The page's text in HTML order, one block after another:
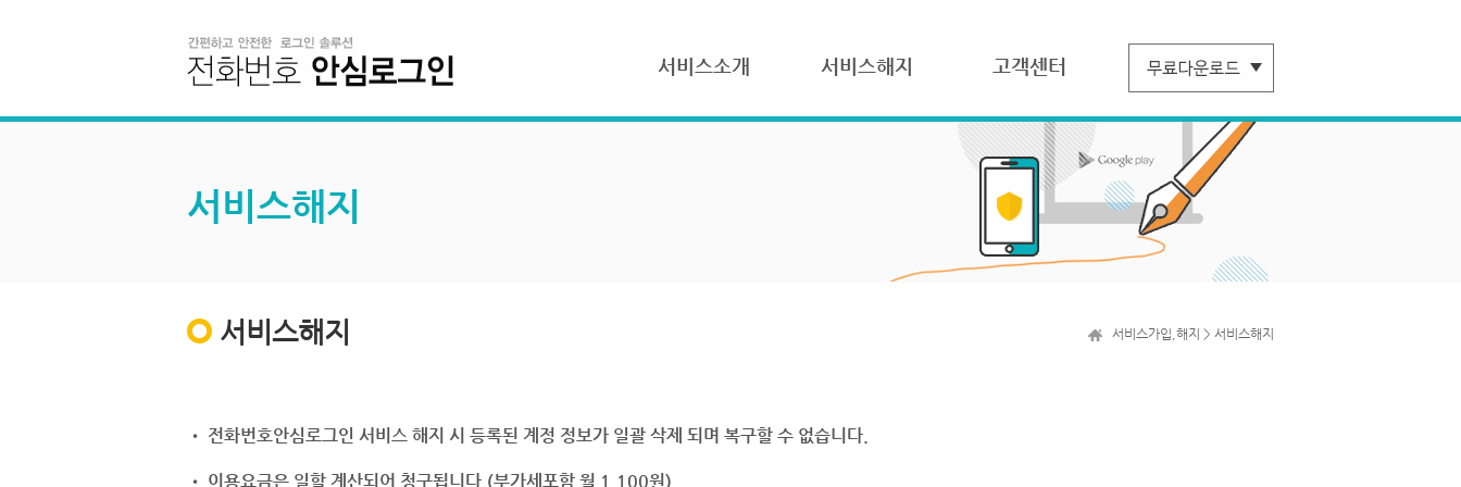
서비스소개 서비스해지 고객센터
서비스해지
서비스해지 서비스가입,해지 > 서비스해지
• 전화번호안심로그인 서비스 해지 시 등록된 계정 정보가 일괄 삭제 되며 복구할 수 없습니다.
• 이용요금은 일할 계산되어 청구됩니다.(부가세포함 월 1,100원)